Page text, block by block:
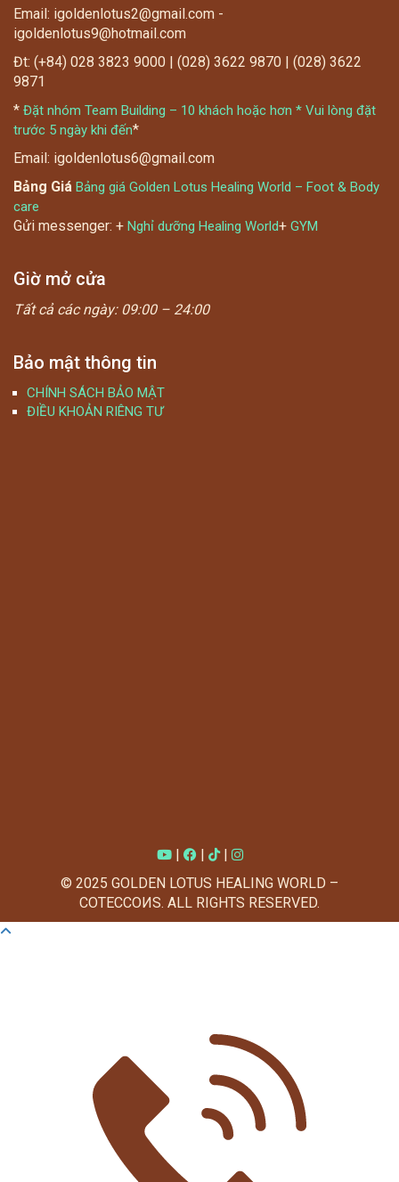
Email: igoldenlotus2@gmail.com -
igoldenlotus9@hotmail.com
Đt: (+84) 028 3823 9000 | (028) 3622 9870 | (028) 3622
9871
* Đặt nhóm Team Building – 10 khách hoặc hơn * Vui lòng đặt
trước 5 ngày khi đến*
Email: igoldenlotus6@gmail.com
Bảng Giá Bảng giá Golden Lotus Healing World – Foot & Body
care
Gửi messenger: + Nghỉ dưỡng Healing World+ GYM
Giờ mở cửa
Tất cả các ngày: 09:00 – 24:00
Bảo mật thông tin
CHÍNH SÁCH BẢO MẬT
ĐIỀU KHOẢN RIÊNG TƯ
|
|
© 2025 GOLDEN LOTUS HEALING WORLD –
COTECCOИS. ALL RIGHTS RESERVED.